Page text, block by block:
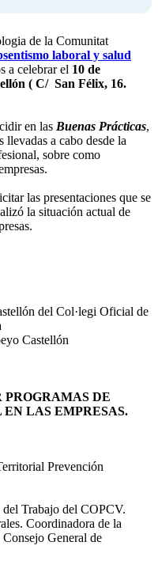
de la Comunitat
laboral y salud
a celebrar el 10 de
( C/ San Félix, 16.
en las Buenas Prácticas,
llevadas a cabo desde la
sobre como
las presentaciones que se
la situación actual de
del Col·legi Oficial de
Castellón
DE
LAS EMPRESAS.
Prevención
Trabajo del COPCV.
Coordinadora de la
General de